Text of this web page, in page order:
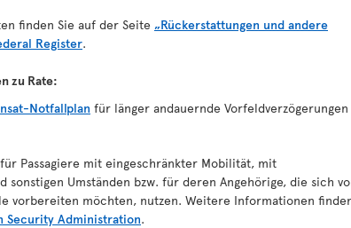
finden Sie auf der Seite „Rückerstattungen und andere
Register.
zu Rate:
Notfallplan für länger andauernde Vorfeldverzögerungen
Passagiere mit eingeschränkter Mobilität, mit
sonstigen Umständen bzw. für deren Angehörige, die sich
vorbereiten möchten, nutzen. Weitere Informationen
Security Administration.